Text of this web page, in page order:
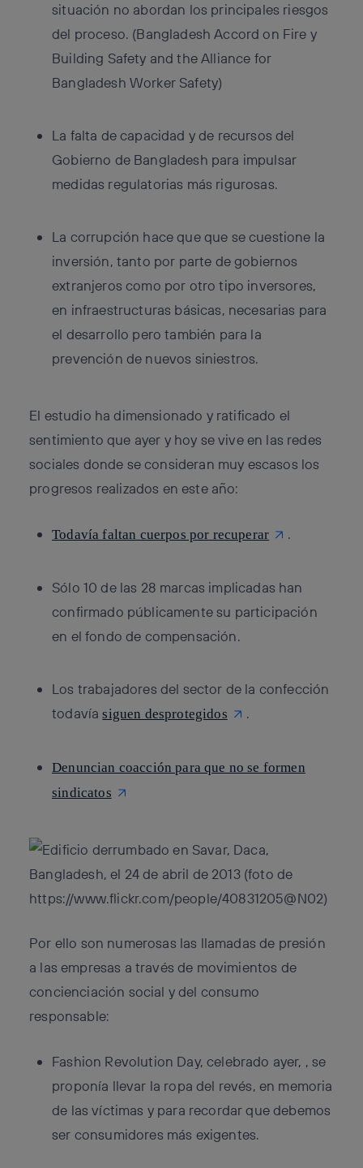
situación no abordan los principales riesgos
del proceso. (Bangladesh Accord on Fire y
Building Safety and the Alliance for
Bangladesh Worker Safety)
La falta de capacidad y de recursos del
Gobierno de Bangladesh para impulsar
medidas regulatorias más rigurosas.
La corrupción hace que que se cuestione la
inversión, tanto por parte de gobiernos
extranjeros como por otro tipo inversores,
en infraestructuras básicas, necesarias para
el desarrollo pero también para la
prevención de nuevos siniestros.
El estudio ha dimensionado y ratificado el
sentimiento que ayer y hoy se vive en las redes
sociales donde se consideran muy escasos los
progresos realizados en este año:
Todavía faltan cuerpos por recuperar .
Sólo 10 de las 28 marcas implicadas han
confirmado públicamente su participación
en el fondo de compensación.
Los trabajadores del sector de la confección
todavíasiguen desprotegidos .
Denuncian coacción para que no se formen
sindicatos
Por ello son numerosas las llamadas de presión
a las empresas a través de movimientos de
concienciación social y del consumo
responsable:
Fashion Revolution Day, celebrado ayer, , se
proponía llevar la ropa del revés, en memoria
de las víctimas y para recordar que debemos
ser consumidores más exigentes.